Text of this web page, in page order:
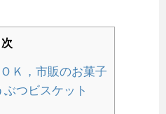
次
Ｋ，市販のお菓子
つビスケット